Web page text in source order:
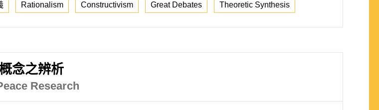
Rationalism Constructivism Great Debates Theoretic Synthesis
念之辨析
Research